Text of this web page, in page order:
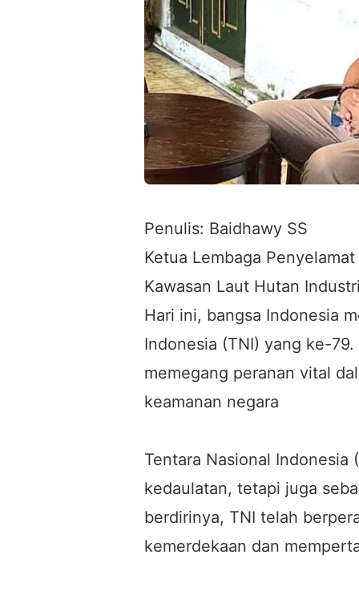
Penulis: Baidhawy SS
Ketua Lembaga
Kawasan Laut Hutan
Hari ini, bangsa Indonesia
Indonesia (TNI) yang ke-
memegang peranan vital
keamanan negara
Tentara Nasional Indonesia
kedaulatan, tetapi juga
berdirinya, TNI telah
kemerdekaan dan